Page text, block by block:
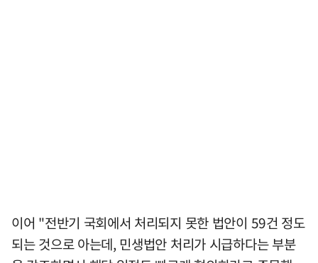
이어 "전반기 국회에서 처리되지 못한 법안이 59건 정도
되는 것으로 아는데, 민생법안 처리가 시급하다는 부분